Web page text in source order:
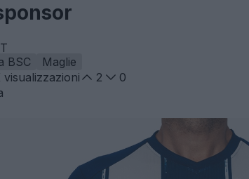
BSC
Maglie
visualizzazioni 2
0